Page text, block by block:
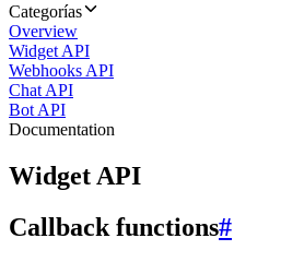
Categorías
Overview
Widget API
Webhooks API
Chat API
Bot API
Documentation
Widget API
Callback functions#